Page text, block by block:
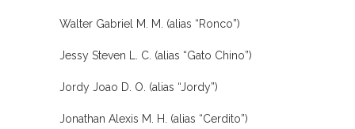
Walter Gabriel M. M. (alias “Ronco”)
Jessy Steven L. C. (alias “Gato Chino”)
Jordy Joao D. O. (alias “Jordy”)
Jonathan Alexis M. H. (alias “Cerdito”)